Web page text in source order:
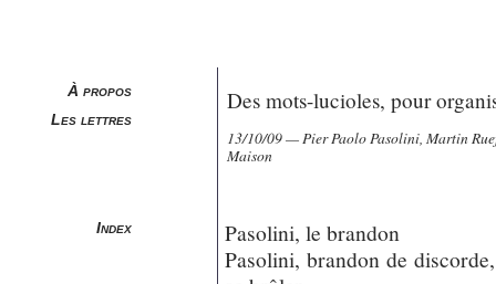
À propos
Les lettres
Index
Des mots-lucioles, pour
13/10/09 — Pier Paolo Pasolini, Martin
Maison
Pasolini, le brandon
Pasolini, brandon de